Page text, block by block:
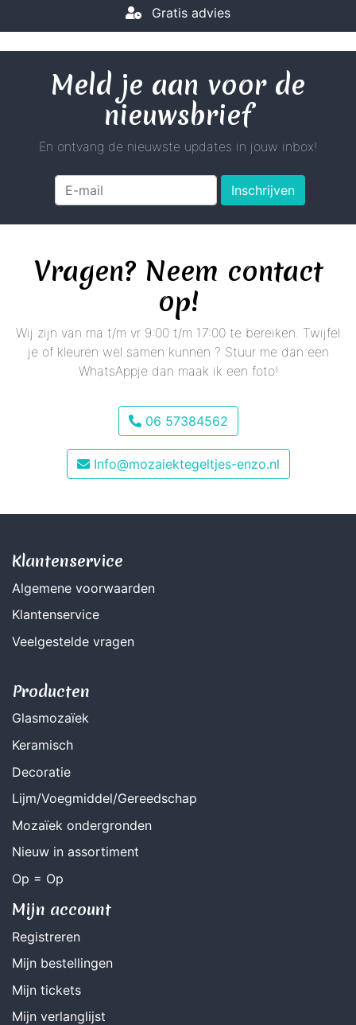
Gratis advies
Meld je aan voor de
nieuwsbrief
En ontvang de nieuwste updates in jouw inbox!
Inschrijven
Vragen? Neem contact
op!
Wij zijn van ma t/m vr 9:00 t/m 17:00 te bereiken. Twijfel
je of kleuren wel samen kunnen ? Stuur me dan een
WhatsAppje dan maak ik een foto!
06 57384562
Info@mozaiektegeltjes-enzo.nl
Klantenservice
Algemene voorwaarden
Klantenservice
Veelgestelde vragen
Producten
Glasmozaïek
Keramisch
Decoratie
Lijm/Voegmiddel/Gereedschap
Mozaïek ondergronden
Nieuw in assortiment
Op = Op
Mijn account
Registreren
Mijn bestellingen
Mijn tickets
Mijn verlanglijst